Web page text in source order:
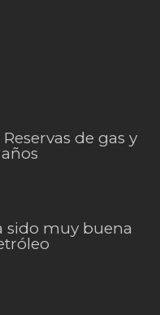
de gas y
sido muy buena